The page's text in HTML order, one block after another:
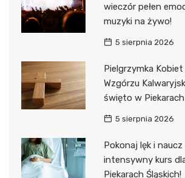
wieczór pełen
muzyki na żywo!
5 sierpnia 2026
Pielgrzymka
Wzgórzu
święto w
5 sierpnia 2026
Pokonaj lęk i naucz
intensywny kurs
Piekarach Śląskich!